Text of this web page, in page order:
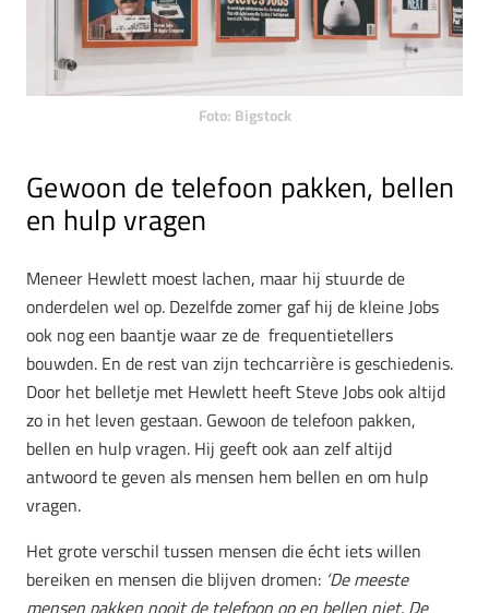
Foto: Bigstock
Gewoon de telefoon pakken, bellen
en hulp vragen
Meneer Hewlett moest lachen, maar hij stuurde de
onderdelen wel op. Dezelfde zomer gaf hij de kleine Jobs
ook nog een baantje waar ze de frequentietellers
bouwden. En de rest van zijn techcarrière is geschiedenis.
Door het belletje met Hewlett heeft Steve Jobs ook altijd
zo in het leven gestaan. Gewoon de telefoon pakken,
bellen en hulp vragen. Hij geeft ook aan zelf altijd
antwoord te geven als mensen hem bellen en om hulp
vragen.
Het grote verschil tussen mensen die écht iets willen
bereiken en mensen die blijven dromen: ‘De meeste
mensen pakken nooit de telefoon op en bellen niet. De